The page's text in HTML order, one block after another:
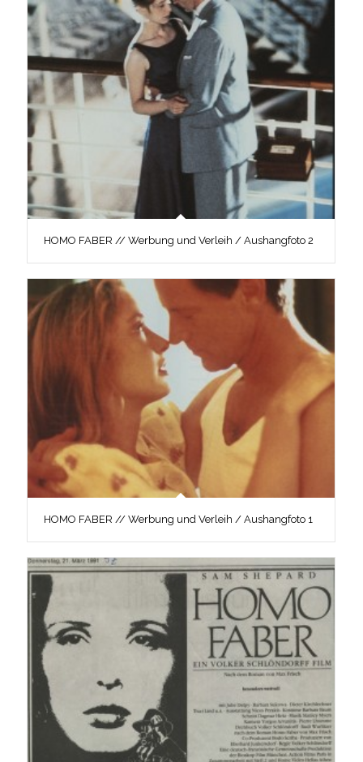
HOMO FABER // Werbung und Verleih / Aushangfoto 2
HOMO FABER // Werbung und Verleih / Aushangfoto 1